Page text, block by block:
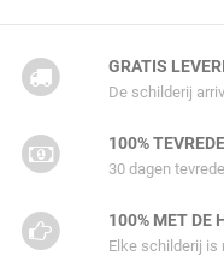
GRATIS
De schilderij
100%
30 dagen
100% MET DE
Elke schilderij is